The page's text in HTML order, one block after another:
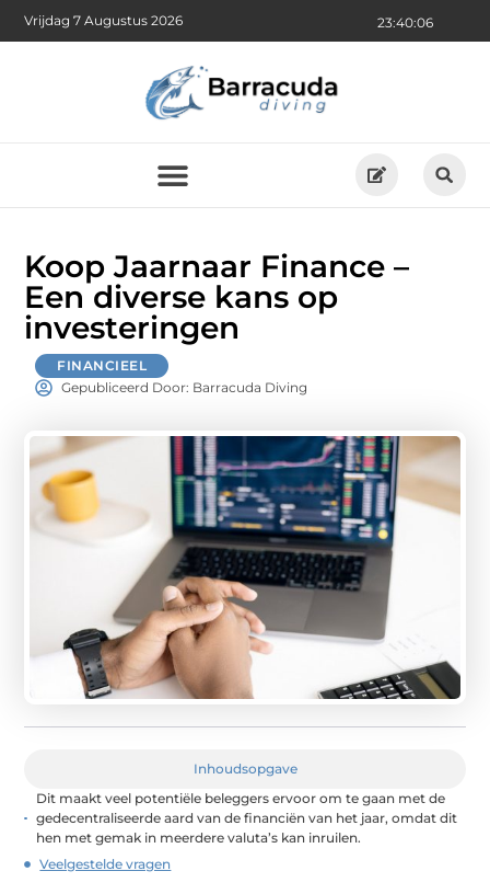
23:40:07
Vrijdag 7 Augustus 2026
Koop Jaarnaar Finance –
Een diverse kans op
investeringen
FINANCIEEL
Gepubliceerd Door: Barracuda Diving
Inhoudsopgave
Dit maakt veel potentiële beleggers ervoor om te gaan met de
gedecentraliseerde aard van de financiën van het jaar, omdat dit
hen met gemak in meerdere valuta’s kan inruilen.
Veelgestelde vragen